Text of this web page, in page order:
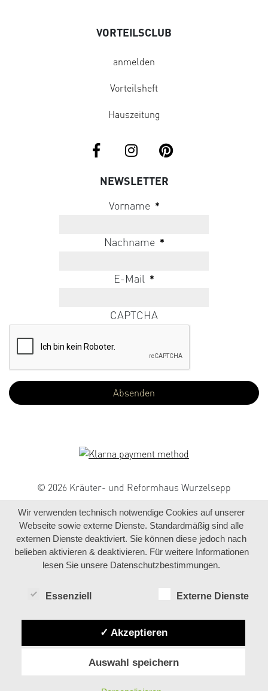
VORTEILSCLUB
anmelden
Vorteilsheft
Hauszeitung
NEWSLETTER
Vorname *
Nachname *
E-Mail *
CAPTCHA
© 2026 Kräuter- und Reformhaus Wurzelsepp
Wir verwenden technisch notwendige Cookies auf unserer
Webseite sowie externe Dienste. Standardmäßig sind alle
externen Dienste deaktiviert. Sie können diese jedoch nach
belieben aktivieren & deaktivieren. Für weitere Informationen
lesen Sie unsere Datenschutzbestimmungen.
Essenziell Externe Dienste
✓ Akzeptieren
Auswahl speichern